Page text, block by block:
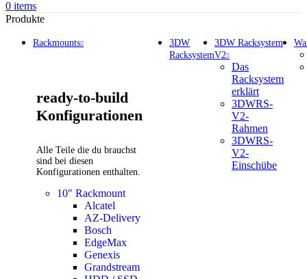
0 items
Produkte
Rackmounts
ready-to-build
Konfigurationen
Alle Teile die du brauchst
sind bei diesen
Konfigurationen enthalten.
10" Rackmount
Alcatel
AZ-Delivery
Bosch
EdgeMax
Genexis
Grandstream
3DW
Racksystem
3DW Racksystem
V2
Das
Racksystem
erklärt
3DWRS-
V2-
Rahmen
3DWRS-
V2-
Einschübe